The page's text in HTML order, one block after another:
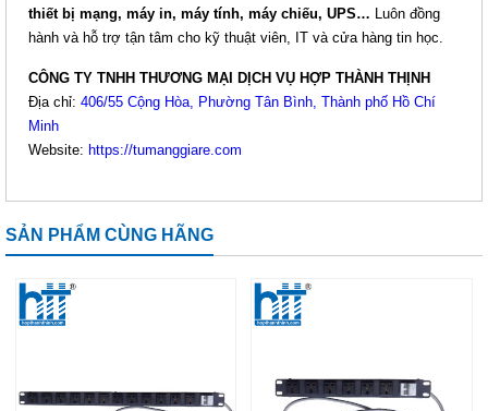
thiết bị mạng, máy in, máy tính, máy chiếu, UPS… Luôn đồng
hành và hỗ trợ tận tâm cho kỹ thuật viên, IT và cửa hàng tin học.
CÔNG TY TNHH THƯƠNG MẠI DỊCH VỤ HỢP THÀNH THỊNH
Địa chỉ: 406/55 Cộng Hòa, Phường Tân Bình, Thành phố Hồ Chí
Minh
Website: https://tumanggiare.com
SẢN PHẨM CÙNG HÃNG